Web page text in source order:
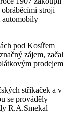
stroji
automobily
pod Kosířem
zájem, začal
prodejem
stříkaček a v
se prováděly
R.A.Smekal